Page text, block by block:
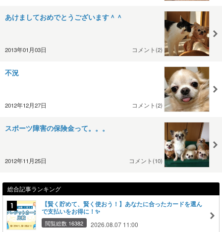
あけましておめでとうございます＾＾
2013年01月03日 コメント(2)
不況
2012年12月27日 コメント(2)
スポーツ障害の保険金って。。。
2012年11月25日 コメント(10)
総合記事ランキング
【賢く貯めて、賢く使おう！】あなたに合ったカードを選ん
で支払いをお得に！✨
閲覧総数 16382 2026.08.07 11:00